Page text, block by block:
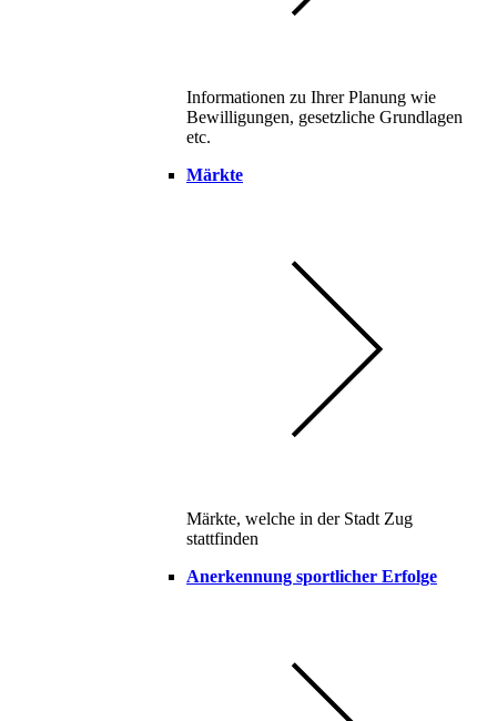
Informationen zu Ihrer Planung wie
Bewilligungen, gesetzliche Grundlagen
etc.
Märkte
Märkte, welche in der Stadt Zug
stattfinden
Anerkennung sportlicher Erfolge